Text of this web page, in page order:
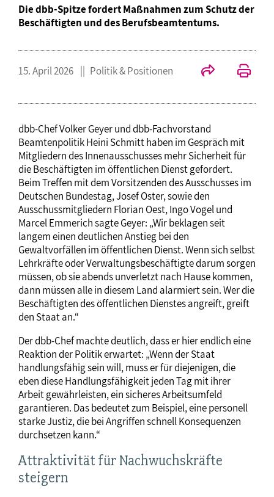
Die dbb-Spitze fordert Maßnahmen zum Schutz der
Beschäftigten und des Berufsbeamtentums.
15. April 2026 Politik & Positionen
dbb-Chef Volker Geyer und dbb-Fachvorstand
Beamtenpolitik Heini Schmitt haben im Gespräch mit
Mitgliedern des Innenausschusses mehr Sicherheit für
die Beschäftigten im öffentlichen Dienst gefordert.
Beim Treffen mit dem Vorsitzenden des Ausschusses im
Deutschen Bundestag, Josef Oster, sowie den
Ausschussmitgliedern Florian Oest, Ingo Vogel und
Marcel Emmerich sagte Geyer: „Wir beklagen seit
langem einen deutlichen Anstieg bei den
Gewaltvorfällen im öffentlichen Dienst. Wenn sich selbst
Lehrkräfte oder Verwaltungsbeschäftigte darum sorgen
müssen, ob sie abends unverletzt nach Hause kommen,
dann müssen alle in diesem Land alarmiert sein. Wer die
Beschäftigten des öffentlichen Dienstes angreift, greift
den Staat an.“
Der dbb-Chef machte deutlich, dass er hier endlich eine
Reaktion der Politik erwartet: „Wenn der Staat
handlungsfähig sein will, muss er für diejenigen, die
eben diese Handlungsfähigkeit jeden Tag mit ihrer
Arbeit gewährleisten, ein sicheres Arbeitsumfeld
garantieren. Das bedeutet zum Beispiel, eine personell
starke Justiz, die bei Angriffen schnell Konsequenzen
durchsetzen kann.“
Attraktivität für Nachwuchskräfte
steigern